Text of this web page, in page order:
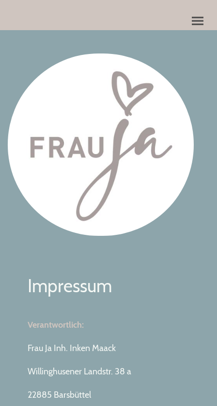
Impressum
Verantwortlich:
Frau Ja Inh. Inken Maack
Willinghusener Landstr. 38 a
22885 Barsbüttel